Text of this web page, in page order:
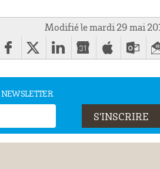
Modifié le mardi 29 mai